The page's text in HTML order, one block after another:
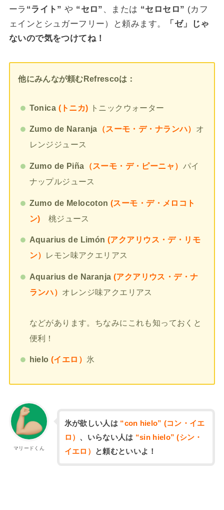
ーラ “ライト”や “セロ” 、または “セロセロ” (カフ
ェインとシュガーフリー）と頼みます。
「ゼ」じゃ
ないので気をつけてね！
他にみんなが頼むRefrescoは：
Tonica (トニカ) トニックウォーター
Zumo de Naranja （スーモ・デ・ナランハ） オ
レンジジュース
Zumo de Piña （スーモ・デ・ピーニャ） パイ
ナップルジュース
Zumo de Melocoton (スーモ・デ・メロコト
ン) 桃ジュース
Aquarius de Limón (アクアリウス・デ・リモ
ン） レモン味アクエリアス
Aquarius de Naranja (アクアリウス・デ・ナ
ランハ） オレンジ味アクエリアス
などがあります。ちなみにこれも知っておくと
便利！
hielo (イエロ） 氷
マリードくん
氷が欲しい人は “con hielo” (コン・イエ
ロ） 、いらない人は “sin hielo” (シン・
イエロ）
と頼むといいよ！